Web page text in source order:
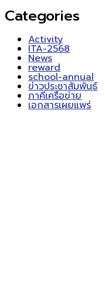
Categories
Activity
ITA-2568
News
reward
school-annual
ข่าวประชาสัมพันธ์
ภาคีเครือข่าย
เอกสารเผยแพร่